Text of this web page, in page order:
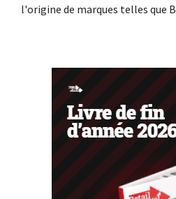
l'origine de marques telles que